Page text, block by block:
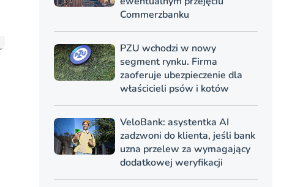
Commerzbanku
PZU wchodzi w nowy
segment rynku. Firma
zaoferuje ubezpieczenie dla
właścicieli psów i kotów
VeloBank: asystentka AI
zadzwoni do klienta, jeśli bank
uzna przelew za wymagający
dodatkowej weryfikacji